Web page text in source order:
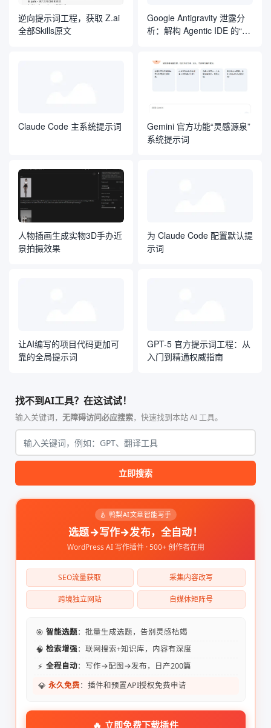
逆向提示词工程，获取 Z.ai
全部Skills原文
Google Antigravity 泄露分
析：解构 Agentic IDE 的“自
Claude Code 主系统提示词
Gemini 官方功能“灵感源泉”
系统提示词
人物插画生成实物3D手办近
景拍摄效果
为 Claude Code 配置默认提
示词
让AI编写的项目代码更加可
靠的全局提示词
GPT-5 官方提示词工程：从
入门到精通权威指南
找不到AI工具？在这试试！
输入关键词， 无障碍访问必应搜索，快速找到本站 AI 工具。
立即搜索
🍐 鸭梨AI文章智能写手
选题→写作→发布，全自动！
WordPress AI 写作插件 · 500+ 创作者在用
SEO流量获取 采集内容改写
跨境独立网站 自媒体矩阵号
🎯 智能选题：批量生成选题，告别灵感枯竭
🧠 检索增强：联网搜索+知识库，内容有深度
⚡ 全程自动：写作→配图→发布，日产200篇
💎 永久免费：插件和预置API授权免费申请
🔥 立即免费下载插件